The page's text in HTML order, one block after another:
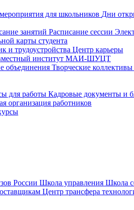
для школьников Дни
занятий Расписание сессии
карты студента
и трудоустройства Центр карьеры
институт МАИ-ШУЦТ
объединения Творческие
для работы Кадровые документы и
организация работников
России Школа управления Школа
Центр трансфера